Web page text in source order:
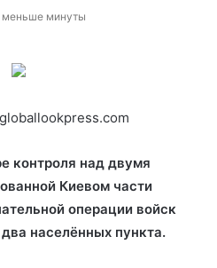
меньше минуты
контроля над двумя
Киевом части
операции войск
населённых пункта.